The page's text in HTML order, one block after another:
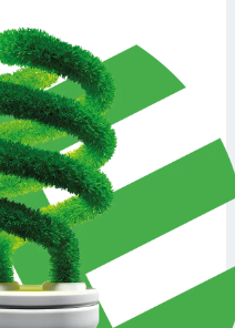
wygoda bez
System sam
moc grzewczą do